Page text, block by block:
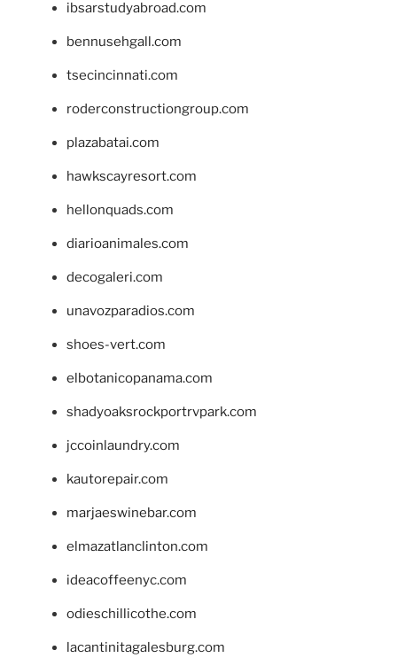
ibsarstudyabroad.com
bennusehgall.com
tsecincinnati.com
roderconstructiongroup.com
plazabatai.com
hawkscayresort.com
hellonquads.com
diarioanimales.com
decogaleri.com
unavozparadios.com
shoes-vert.com
elbotanicopanama.com
shadyoaksrockportrvpark.com
jccoinlaundry.com
kautorepair.com
marjaeswinebar.com
elmazatlanclinton.com
ideacoffeenyc.com
odieschillicothe.com
lacantinitagalesburg.com